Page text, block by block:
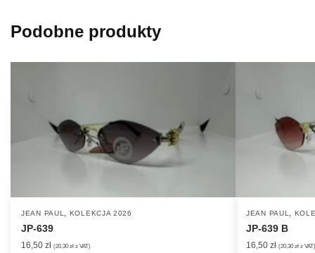
Podobne produkty
JEAN PAUL, KOLEKCJA 2026
JP-639
16,50 zł (20,30 zł z VAT)
JEAN PAUL,
JP-639 B
16,50 zł (20,30 zł z VAT)